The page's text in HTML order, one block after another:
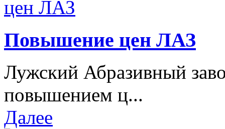
Повышение цен ЛАЗ
Лужский Абразивный
повышением ц...
Далее